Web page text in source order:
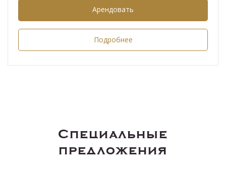
Арендовать
Подробнее
Специальные
предложения